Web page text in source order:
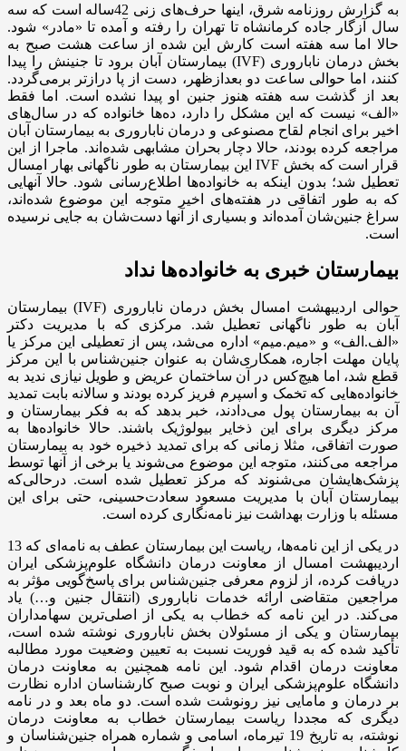
به گزارش روزنامه شرق، اینها حرف‌های زنی 42‌ساله است که سه
سال آزگار جاده کرمانشاه تا تهران را رفته و آمده تا «مادر» شود.
حالا اما سه هفته است‌ کارش این شده از ساعت هشت صبح به
بخش درمان ناباروری (IVF) بیمارستان آبان برود تا جنینش را پیدا
کنند، اما حوالی ساعت دو بعدازظهر، دست از پا درازتر برمی‌گردد.
بعد از گذشت سه هفته هنوز جنین او پیدا نشده است. اما فقط
«الف» نیست که این مشکل را دارد، ده‌ها خانواده که در سال‌های
اخیر برای انجام لقاح مصنوعی و درمان ناباروری به بیمارستان آبان
مراجعه کرده بودند، حالا دچار بحران مشابهی شده‌اند. ماجرا از این
قرار است که بخش IVF این بیمارستان به ‌طور ناگهانی بهار امسال
تعطیل شد؛ بدون اینکه به خانواده‌ها اطلاع‌رسانی شود. حالا آنهایی
که به ‌طور اتفاقی ‌در هفته‌های اخیر متوجه این موضوع شده‌اند،
سراغ جنین‌شان آمده‌اند و بسیاری از آنها دست‌شان به جایی نرسیده
است.
بیمارستان خبری به خانواده‌ها نداد
حوالی اردیبهشت‌ امسال بخش درمان ناباروری (IVF) بیمارستان
آبان به‌ طور ناگهانی تعطیل شد. مرکزی که با مدیریت دکتر
«الف.الف» و «میم.میم» اداره می‌شد، پس از تعطیلی این مرکز یا
پایان مهلت اجاره، همکاری‌شان به‌ عنوان جنین‌شناس با این مرکز
قطع شد، اما هیچ‌کس در آن ساختمان عریض و طویل نیازی ندید به
خانواده‌هایی که تخمک و اسپرم فریز کرده بودند و سالانه بابت تمدید
آن به بیمارستان پول می‌دادند، خبر بدهد که به فکر بیمارستان و
مرکز دیگری برای این ذخایر بیولوژیک باشند. حالا خانواده‌ها به
صورت اتفاقی، مثلا زمانی که برای تمدید ذخیره خود به بیمارستان
مراجعه می‌کنند، متوجه این موضوع می‌شوند ‌یا برخی از آنها توسط
پزشک‌هایشان می‌شنوند که مرکز تعطیل شده است. در‌حالی‌که
بیمارستان آبان با مدیریت مسعود سعادت‌حسینی، حتی برای این
مسئله با وزارت بهداشت نیز نامه‌نگاری کرده است.
در یکی از این نامه‌ها، ریاست این بیمارستان عطف به نامه‌ای که 13
اردیبهشت‌ امسال از معاونت درمان دانشگاه علوم‌پزشکی ایران
دریافت کرده، از لزوم معرفی جنین‌شناس برای پاسخ‌گویی مؤثر به
مراجعین متقاضی ارائه خدمات ناباروری (انتقال جنین و…) یاد
می‌کند. در این نامه که خطاب به یکی از اصلی‌ترین سهامداران
بیمارستان و یکی از مسئولان بخش ناباروری نوشته شده است،
تأکید شده که به قید فوریت نسبت به تعیین وضعیت مورد مطالبه
معاونت درمان اقدام شود. این نامه همچنین به معاونت درمان
دانشگاه علوم‌پزشکی ایران و نوبت صبح کارشناسان اداره نظارت
بر درمان و مامایی نیز رونوشت شده است. دو ماه بعد و در نامه
دیگری که مجددا ریاست بیمارستان خطاب به معاونت درمان
نوشته، به تاریخ 19 تیرماه، اسامی و شماره همراه جنین‌شناسان و